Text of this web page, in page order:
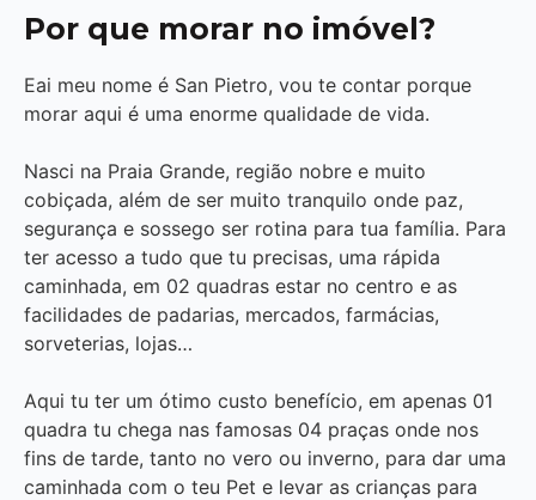
Por que morar no imóvel?
Eai meu nome é San Pietro, vou te contar porque
morar aqui é uma enorme qualidade de vida.
Nasci na Praia Grande, região nobre e muito
cobiçada, além de ser muito tranquilo onde paz,
segurança e sossego ser rotina para tua família. Para
ter acesso a tudo que tu precisas, uma rápida
caminhada, em 02 quadras estar no centro e as
facilidades de padarias, mercados, farmácias,
sorveterias, lojas…
Aqui tu ter um ótimo custo benefício, em apenas 01
quadra tu chega nas famosas 04 praças onde nos
fins de tarde, tanto no vero ou inverno, para dar uma
caminhada com o teu Pet e levar as crianças para